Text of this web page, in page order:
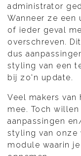
administrator
Wanneer ze een
of ieder geval
overschreven.
dus
styling van een
bij zo'n update.
Veel makers van
mee. Toch
aanpassingen
styling van onze
module waarin je